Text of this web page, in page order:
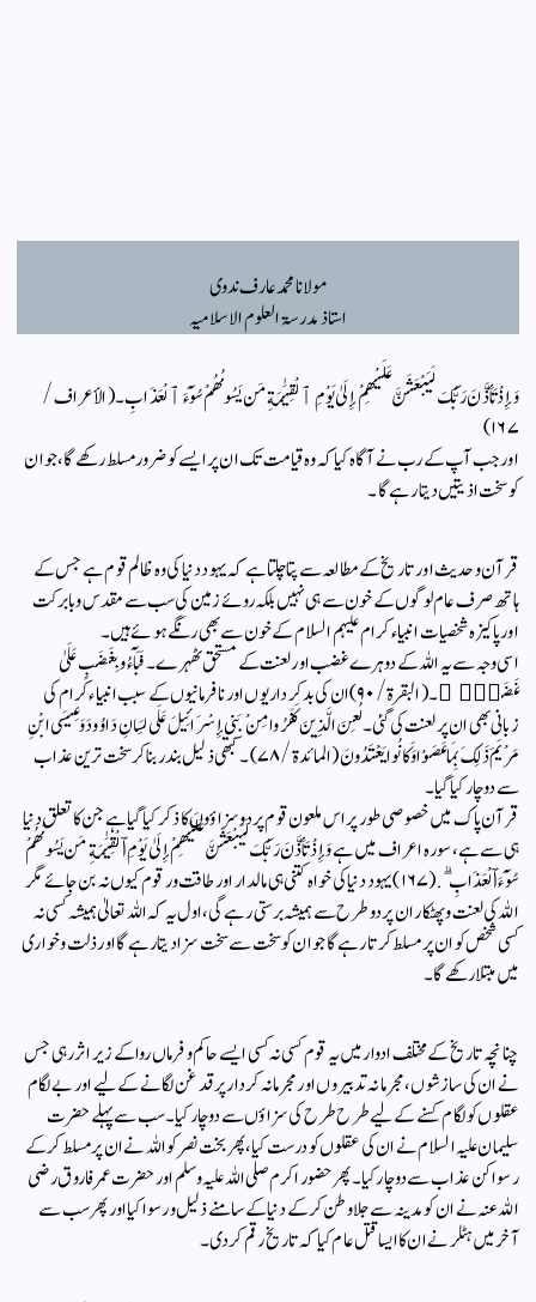
مولانا محمد عارف ندوی
استاذ مدرسۃ العلوم الاسلامیہ
وَإِذْ تَأَذَّنَ رَبُّكَ لَيَبْعَثَنَّ عَلَيْهِمْ إِلَىٰ يَوْمِ ٱلْقِيَٰمَةِ مَن يَسُومُهُمْ سُوٓءَ ٱلْعَذَابِ۔ (الأعراف/
١٦٧)
اور جب آپ کے رب نے آگاہ کیا کہ وہ قیامت تک ان پر ایسے کو ضرور مسلط رکھے گا،جو ان
کو سخت اذیتیں دیتا رہے گا۔
قرآن و حدیث اور تاریخ کے مطالعہ سے پتا چلتا ہے کہ یہود دنیا کی وہ ظالم قوم ہے جس کے
ہاتھ صرف عام لوگوں کے خون سے ہی نہیں بلکہ روئے زمین کی سب سے مقدس وبابرکت
اور پاکیزہ شخصیات انبیاء کرام علیہم السلام کے خون سے بھی رنگے ہوئے ہیں۔
اسی وجہ سے یہ اللہ کے دوہرے غضب اور لعنت کے مستحق ٹھہرے۔ فَبَآءُو بِغَضَبٍ عَلَىٰ
غَضَبٍۢ ۚ۔(البقرۃ/٩٠)ان کی بدکرداریوں اور نافرمانیوں کے سبب انبیاء کرام کی
زبانی بھی ان پر لعنت کی گئی۔ لُعِنَ الَّذِينَ كَفَرُوا مِنْ بَنِي إِسْرَائِيلَ عَلَى لِسَانِ دَاوُودَ وَعِيسَى ابْنِ
مَرْيَمَ ذَلِكَ بِمَا عَصَوْا وَكَانُوا يَعْتَدُونَ(المائدۃ/٧٨) ۔کبھی ذلیل بندر بناکر سخت ترین عذاب
سے دوچار کیا گیا۔
قرآن پاک میں خصوصی طور پر اس ملعون قوم پر دو سزاؤوں کا ذکر کیا گیا ہے جن کا تعلق دنیا
ہی سے ہے، سورہ اعراف میں ہے وَإِذْ تَأَذَّنَ رَبُّكَ لَيَبْعَثَنَّ عَلَيْهِمْ إِلَىٰ يَوْمِ ٱلْقِيَٰمَةِ مَن يَسُومُهُمْ
سُوٓءَ ٱلْعَذَابِ ۗ.(١٦٧) یہود دنیا کی خواہ کتنی ہی مالدار اور طاقت ور قوم کیوں نہ بن جائے مگر
اللہ کی لعنت و پھٹکار ان پر دو طرح سے ہمیشہ برستی رہے گی، اول یہ کہ اللہ تعالیٰ ہمیشہ کسی نہ
کسی شخص کو ان پر مسلط کرتا رہے گا جو ان کو سخت سے سخت سزا دیتا رہے گا اور ذلت و خواری
میں مبتلا رکھے گا۔
چنانچہ تاریخ کے مختلف ادوار میں یہ قوم کسی نہ کسی ایسے حاکم و فرماں روا کے زیر اثر رہی جس
نے ان کی سازشوں ،مجرمانہ تدبیروں اور مجرمانہ کردار پر قدغن لگانے کے لیے اور بے لگام
عقلوں کو لگام کسنے کے لیے طرح طرح کی سزاؤں سے دوچار کیا ۔سب سے پہلےحضرت
سلیمان علیہ السلام نے ان کی عقلوں کو درست کیا،پھر بخت نصر کو اللہ نے ان پر مسلط کرکے
رسوا کن عذاب سے دوچار کیا ۔پھر حضور اکرم صلی اللہ علیہ وسلم اور حضرت عمر فاروق رضی
اللہ عنہ نے ان کو مدینہ سے جلا وطن کرکے دنیا کے سامنے ذلیل و رسوا کیا اور پھر سب سے
آخر میں ہٹلر نے ان کا ایسا قتل عام کیا کہ تاریخ رقم کردی ۔